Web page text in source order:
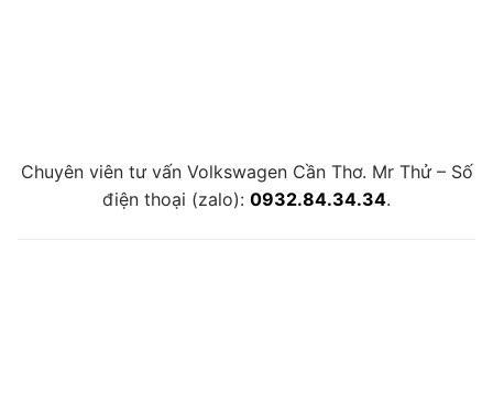
Chuyên viên tư vấn Volkswagen Cần Thơ. Mr Thử – Số
điện thoại (zalo): 0932.84.34.34.